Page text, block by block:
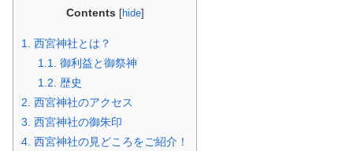
Contents [hide]
1. 西宮神社とは？
1.1. 御利益と御祭神
1.2. 歴史
2. 西宮神社のアクセス
3. 西宮神社の御朱印
4. 西宮神社の見どころをご紹介！